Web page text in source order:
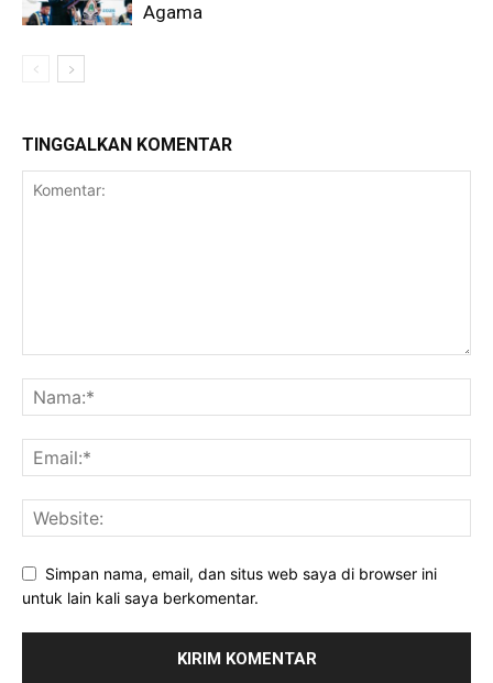
Agama
TINGGALKAN KOMENTAR
Simpan nama, email, dan situs web saya di browser ini
untuk lain kali saya berkomentar.